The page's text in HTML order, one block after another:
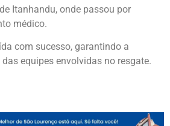
Itanhandu, onde passou por
médico.
com sucesso, garantindo a
equipes envolvidas no resgate.